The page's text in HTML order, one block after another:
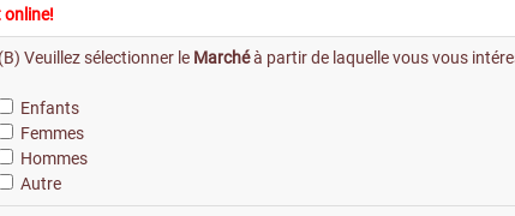
online!
(B) Veuillez sélectionner le Marchéà partir de laquelle vous vous
Enfants
Femmes
Hommes
Autre